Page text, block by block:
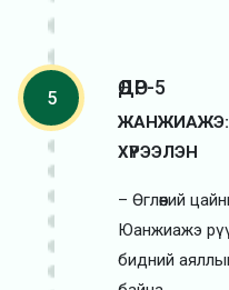
5 ӨДӨР-5
ЖАНЖИАЖЭ:
ХҮРЭЭЛЭН
– Өглөөний
Юанжиажэ рүү
бидний аяллын